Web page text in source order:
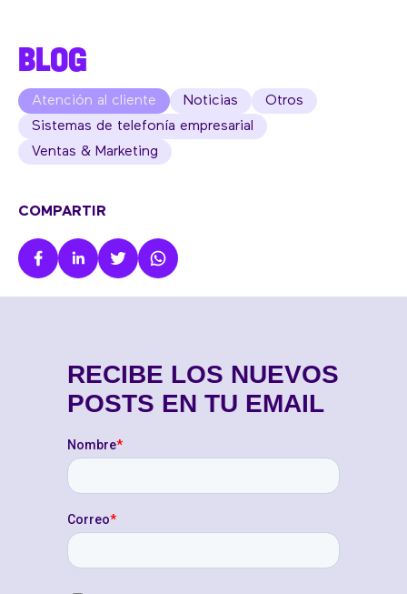
BLOG
Atención al cliente Noticias
Otros
Sistemas de telefonía empresarial
Ventas & Marketing
COMPARTIR